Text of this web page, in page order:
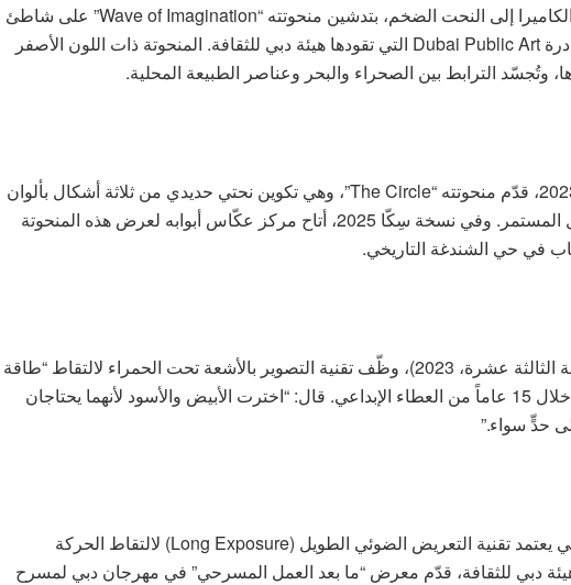
عام 2023 أعلن العوضي انتقاله من الكاميرا إلى النحت الضخم، بتدشين منحوتته “Wave of Imagination” على شاطئ
دبي المفتوح في الجميرا 2، ضمن مبادرة Dubai Public Art التي تقودها هيئة دبي للثقافة. المنحوتة ذات اللون الأصفر
وتُجسّد الترابط بين الصحراء والبحر وعناصر الطبيعة المحلية.
في مهرجان سِكّا للفنون والتصميم 2023، قدّم منحوتته “The Circle”، وهي تكوين نحتي حديدي من ثلاثة أشكال بألوان
مختلفة، يُجسّد مفهوم التجدد والتحوّل المستمر. وفي نسخة سِكّا 2025، أتاح مركز عكّاس أبوابه لعرض هذه المنحوتة
في حي الشندغة التاريخي.
في معرض “صنع في تشكيل” (النسخة الثالثة عشرة، 2023)، وظّف تقنية التصوير بالأشعة تحت الحمراء لالتقاط “طاقة
المكان” المتراكمة في مركز تشكيل خلال 15 عاماً من العطاء الإبداعي. قال: “اخترت الأبيض والأسود لأنهما يحتاجان
حدٍّ سواء.”
ابتكر نهجاً فريداً في التصوير المسرحي يعتمد تقنية التعريض الضوئي الطويل (Long Exposure) لالتقاط الحركة
هيئة دبي للثقافة، قدّم معرض “ما بعد العمل المسرحي” في مهرجان دبي لمسرح